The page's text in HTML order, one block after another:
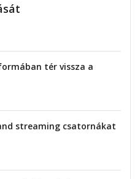
tér vissza a
streaming csatornákat